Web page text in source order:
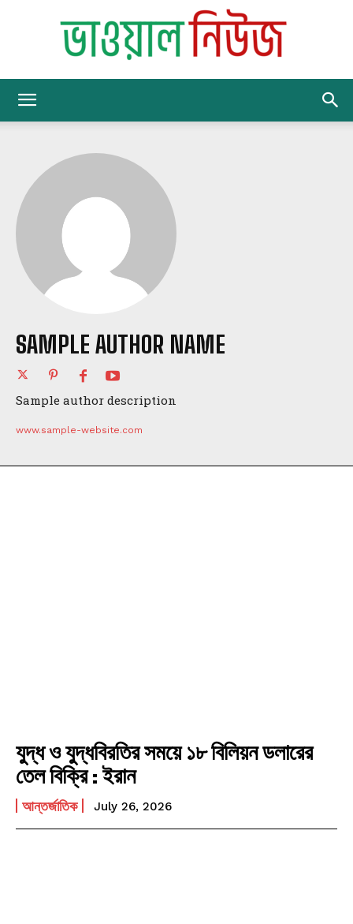
SAMPLE AUTHOR NAME
Sample author description
www.sample-website.com
যুদ্ধ ও যুদ্ধবিরতির সময়ে ১৮ বিলিয়ন ডলারের
তেল বিক্রি : ইরান
আন্তর্জাতিক July 26, 2026